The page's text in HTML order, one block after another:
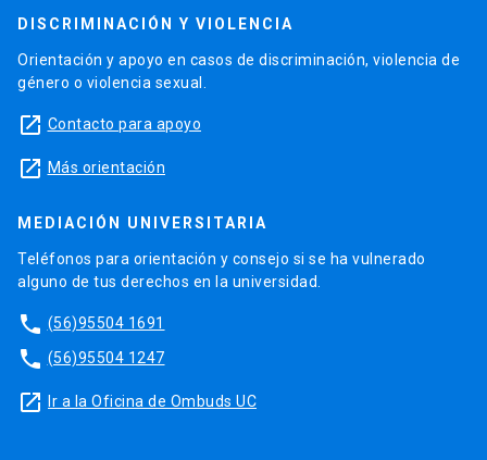
DISCRIMINACIÓN Y VIOLENCIA
Orientación y apoyo en casos de discriminación, violencia de
género o violencia sexual.
launch Contacto para apoyo
launch Más orientación
MEDIACIÓN UNIVERSITARIA
Teléfonos para orientación y consejo si se ha vulnerado
alguno de tus derechos en la universidad.
phone (56)95504 1691
phone (56)95504 1247
launch Ir a la Oficina de Ombuds UC